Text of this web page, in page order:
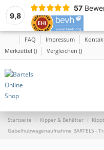
9,8
57
FAQ Impressum
Merkzettel () Vergleichen ()
Startseite Kipper & Behälter
Gabelhubwagenaufnahme BARTELS -